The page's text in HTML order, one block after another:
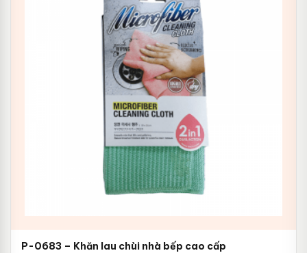
P-0683 – Khăn lau chùi nhà bếp cao cấp